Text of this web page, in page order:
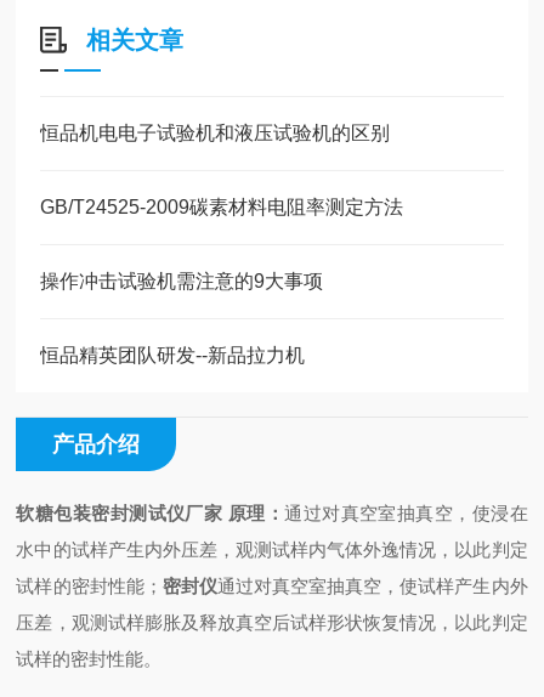
相关文章
恒品机电电子试验机和液压试验机的区别
GB/T24525-2009碳素材料电阻率测定方法
操作冲击试验机需注意的9大事项
恒品精英团队研发--新品拉力机
产品介绍
软糖包装密封测试仪厂家 原理 ：通过对真空室抽真空，使浸在
水中的试样产生内外压差，观测试样内气体外逸情况，以此判定
试样的密封性能； 密封仪通过对真空室抽真空，使试样产生内外
压差，观测试样膨胀及释放真空后试样形状恢复情况，以此判定
试样的密封性能。